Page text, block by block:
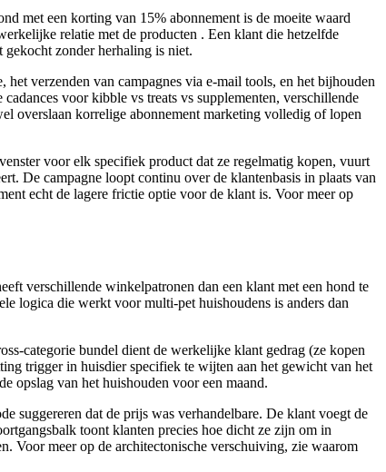
met een korting van 15% abonnement is de moeite waard
relatie met de producten . Een klant die hetzelfde
gekocht zonder herhaling is niet.
verzenden van campagnes via e-mail tools, en het bijhouden
voor kibble vs treats vs supplementen, verschillende
overslaan korrelige abonnement marketing volledig of lopen
voor elk specifiek product dat ze regelmatig kopen, vuurt
De campagne loopt continu over de klantenbasis in plaats van
echt de lagere frictie optie voor de klant is. Voor meer op
verschillende winkelpatronen dan een klant met een hond te
logica die werkt voor multi-pet huishoudens is anders dan
categorie bundel dient de werkelijke klant gedrag (ze kopen
trigger in huisdier specifiek te wijten aan het gewicht van het
opslag van het huishouden voor een maand.
suggereren dat de prijs was verhandelbare. De klant voegt de
toont klanten precies hoe dicht ze zijn om in
Voor meer op de architectonische verschuiving, zie waarom